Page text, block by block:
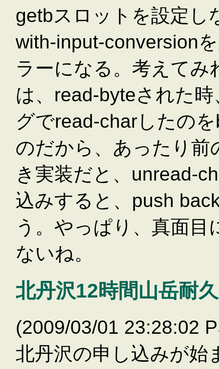
getbスロットを設定し
with-input-conversion
ラーになる。考えて
は、read-byteされた
グでread-charしたの
のだから、あったり前
き実装だと、unread-
込みすると、push
う。やっぱり、真面
ないね。
北丹沢12時間山岳耐
(2009/03/01 23:28:02
北丹沢の申し込みが始